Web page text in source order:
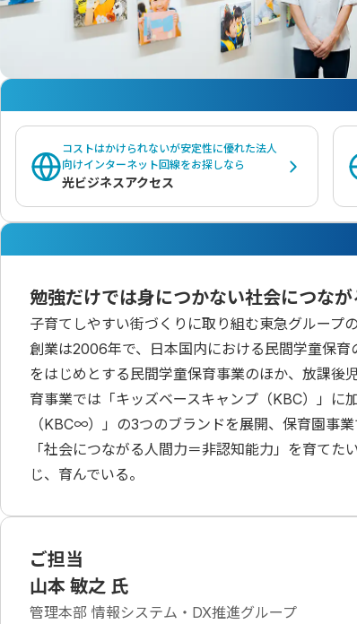
コストはかけられないが安定性に優れた法人
向けインターネット回線をお探しなら
光ビジネスアクセス
勉強だけでは身につかない社会につな
子育てしやすい街づくりに取り組む東急グループ
創業は2006年で、日本国内における民間学童保育
をはじめとする民間学童保育事業のほか、放課
育事業では「キッズベースキャンプ（KBC）」に
（KBC∞）」の3つのブランドを展開、保育園事
「社会につながる人間力＝非認知能力」を育て
じ、育んでいる。
ご担当
山本 敏之 氏
管理本部 情報システム・DX推進グループ